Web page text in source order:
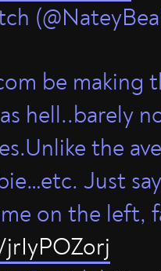
be making
hell..barely
the
Just
on the left,